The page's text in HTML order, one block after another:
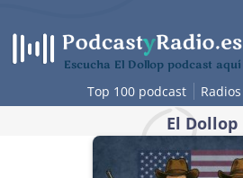
contenido
Escucha El Dollop podcast aquí
Top 100 podcast Radios
El Dollop